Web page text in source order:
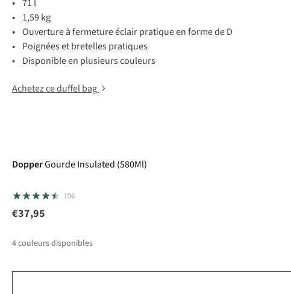
• 71 l
• 1,59 kg
• Ouverture à fermeture éclair pratique en forme de D
• Poignées et bretelles pratiques
• Disponible en plusieurs couleurs
Achetez ce duffel bag
DopperGourde Insulated (580Ml)
196
€37,95
4couleurs disponibles